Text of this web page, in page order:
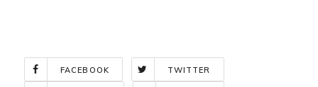
FACEBOOK TWITTER